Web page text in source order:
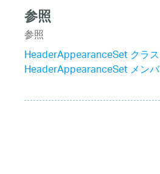
参照
参照
HeaderAppearanceSet クラス
HeaderAppearanceSet メンバ